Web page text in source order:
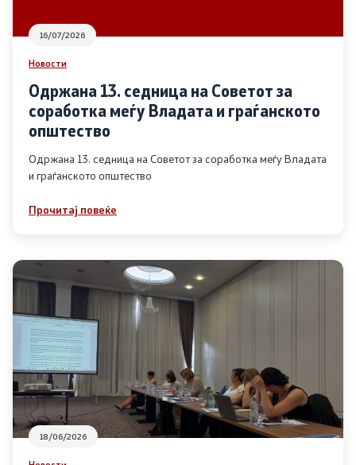
Извештаи
Список на ОЈИ
Контакт
Контакт
Линкови
Изјава за пристапност
Со еден клик до сите услуги
16/07/2026
Новости
Одржана 13. седница на Советот за
соработка меѓу Владата и граѓанското
општество
Одржана 13. седница на Советот за соработка меѓу Владата
и граѓанското општество
Прочитај повеќе
18/06/2026